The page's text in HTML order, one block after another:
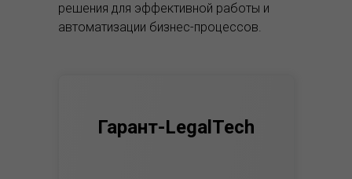
решения для эффективной работы и
автоматизации бизнес-процессов.
Гарант-LegalTech